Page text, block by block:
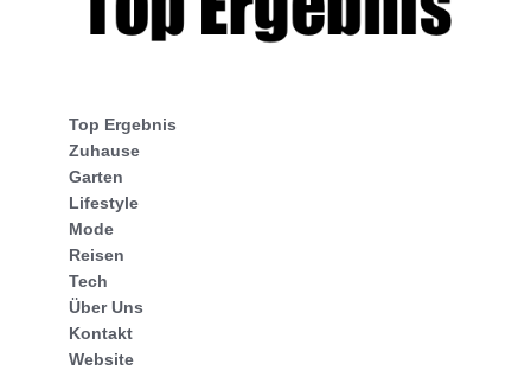
Top Ergebnis
Zuhause
Garten
Lifestyle
Mode
Reisen
Tech
Über Uns
Kontakt
Website